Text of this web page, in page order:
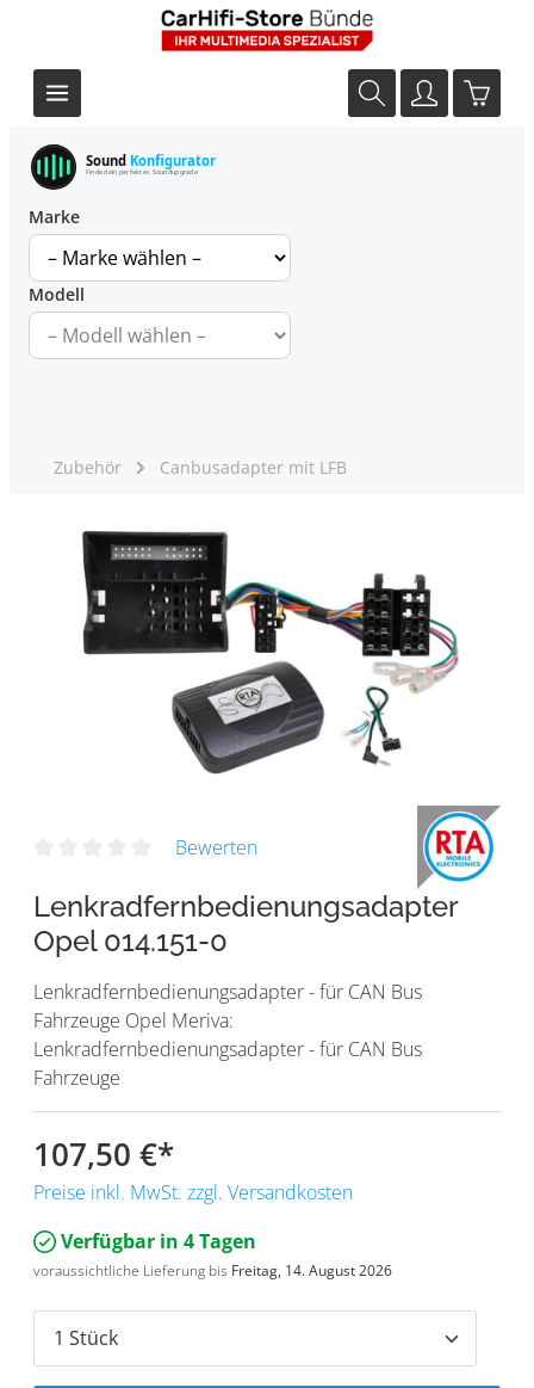
Sound Konfigurator
Finde dein perfektes Soundupgrade
Marke
Modell
Zubehör Canbusadapter mit LFB
Bewerten
Lenkradfernbedienungsadapter
Opel 014.151-0
Lenkradfernbedienungsadapter - für CAN Bus
Fahrzeuge Opel Meriva:
Lenkradfernbedienungsadapter - für CAN Bus
Fahrzeuge
107,50 €*
Preise inkl. MwSt. zzgl. Versandkosten
Verfügbar in 4 Tagen
voraussichtliche Lieferung bis Freitag, 14. August 2026